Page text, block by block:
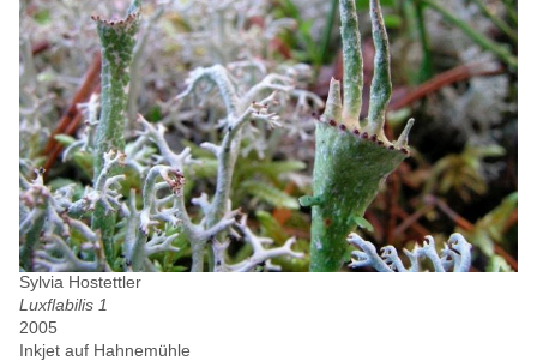
Sylvia Hostettler
Luxflabilis 1
2005
Inkjet auf Hahnemühle